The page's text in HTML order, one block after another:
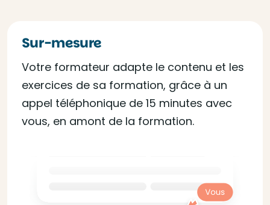
Sur-mesure
Votre formateur adapte le contenu et les
exercices de sa formation, grâce à un
appel téléphonique de 15 minutes avec
vous, en amont de la formation.